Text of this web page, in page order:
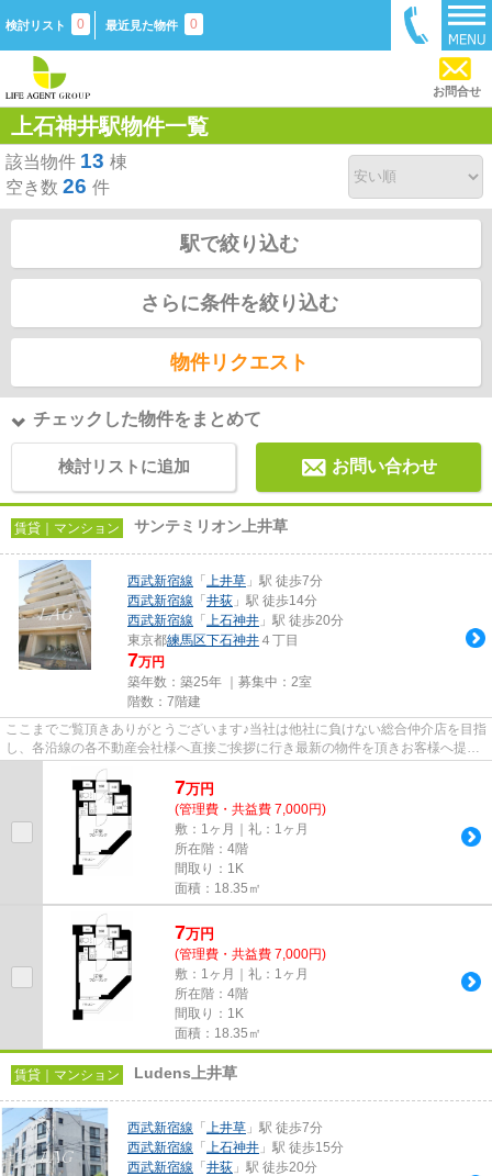
検討リスト 0 最近見た物件 0
お問合せ
上石神井駅物件一覧
該当物件 13 棟
空き数 26 件
駅で絞り込む
さらに条件を絞り込む
物件リクエスト
チェックした物件をまとめて
検討リストに追加 お問い合わせ
賃貸｜マンション サンテミリオン上井草
西武新宿線 「 上井草 」駅 徒歩7分
西武新宿線 「 井荻 」駅 徒歩14分
西武新宿線 「 上石神井 」駅 徒歩20分
東京都練馬区下石神井 ４丁目
7万円
築年数：築25年 ｜募集中： 2室
階数：7階建
ここまでご覧頂きありがとうございます♪当社は他社に負けない総合仲介店を目指
し、各沿線の各不動産会社様へ直接ご挨拶に行き最新の物件を頂きお客様へ提供
しております！最新の情報は...
7万円
(管理費・共益費 7,000円)
敷：1ヶ月｜礼：1ヶ月
所在階：4階
間取り：1K
面積：18.35㎡
7万円
(管理費・共益費 7,000円)
敷：1ヶ月｜礼：1ヶ月
所在階：4階
間取り：1K
面積：18.35㎡
賃貸｜マンション Ludens上井草
西武新宿線 「 上井草 」駅 徒歩7分
西武新宿線 「 上石神井 」駅 徒歩15分
西武新宿線 「 井荻 」駅 徒歩20分